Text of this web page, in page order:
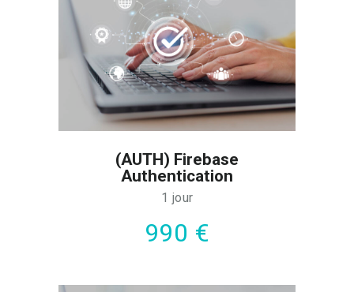
(AUTH) Firebase
Authentication
1 jour
990 €